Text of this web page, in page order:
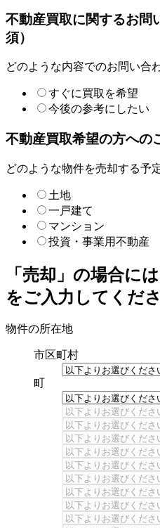
不動産買取に関するお問
須）
どのような内容でのお問い合
すぐに買取を希望
今後の参考にしたい
不動産買取希望の方への
どのような物件を売却する予
土地
一戸建て
マンション
投資・事業用不動産
「売却」の場合に
をご入力してくださ
物件の所在地
市区町村
町